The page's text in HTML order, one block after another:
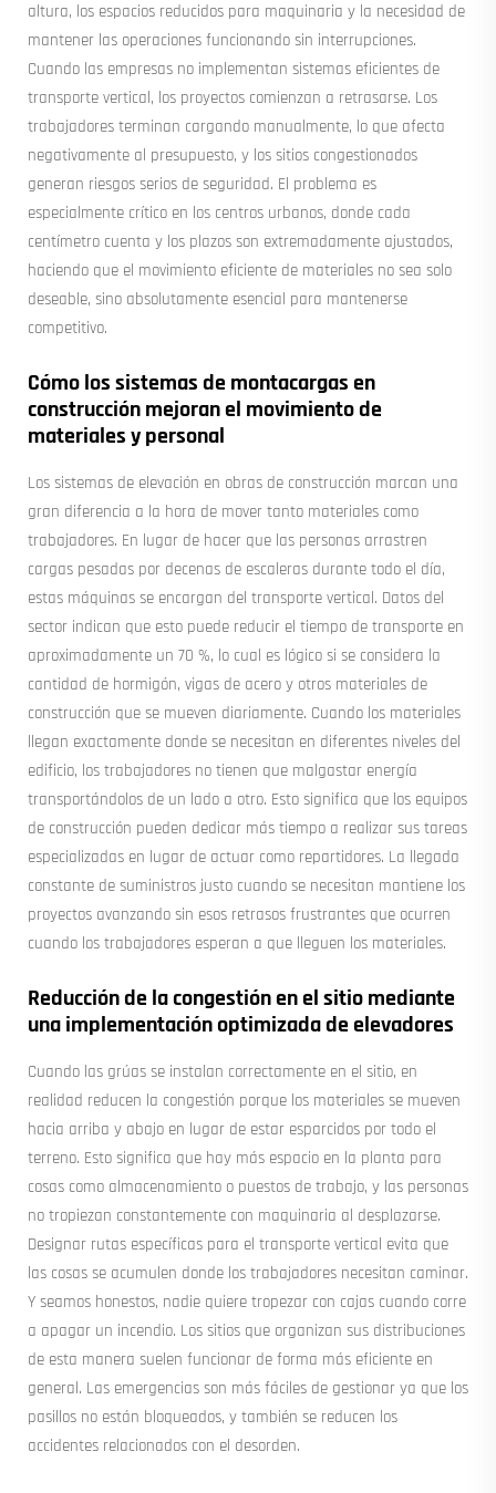
altura, los espacios reducidos para maquinaria y la necesidad de
mantener las operaciones funcionando sin interrupciones.
Cuando las empresas no implementan sistemas eficientes de
transporte vertical, los proyectos comienzan a retrasarse. Los
trabajadores terminan cargando manualmente, lo que afecta
negativamente al presupuesto, y los sitios congestionados
generan riesgos serios de seguridad. El problema es
especialmente crítico en los centros urbanos, donde cada
centímetro cuenta y los plazos son extremadamente ajustados,
haciendo que el movimiento eficiente de materiales no sea solo
deseable, sino absolutamente esencial para mantenerse
competitivo.
Cómo los sistemas de montacargas en
construcción mejoran el movimiento de
materiales y personal
Los sistemas de elevación en obras de construcción marcan una
gran diferencia a la hora de mover tanto materiales como
trabajadores. En lugar de hacer que las personas arrastren
cargas pesadas por decenas de escaleras durante todo el día,
estas máquinas se encargan del transporte vertical. Datos del
sector indican que esto puede reducir el tiempo de transporte en
aproximadamente un 70 %, lo cual es lógico si se considera la
cantidad de hormigón, vigas de acero y otros materiales de
construcción que se mueven diariamente. Cuando los materiales
llegan exactamente donde se necesitan en diferentes niveles del
edificio, los trabajadores no tienen que malgastar energía
transportándolos de un lado a otro. Esto significa que los equipos
de construcción pueden dedicar más tiempo a realizar sus tareas
especializadas en lugar de actuar como repartidores. La llegada
constante de suministros justo cuando se necesitan mantiene los
proyectos avanzando sin esos retrasos frustrantes que ocurren
cuando los trabajadores esperan a que lleguen los materiales.
Reducción de la congestión en el sitio mediante
una implementación optimizada de elevadores
Cuando las grúas se instalan correctamente en el sitio, en
realidad reducen la congestión porque los materiales se mueven
hacia arriba y abajo en lugar de estar esparcidos por todo el
terreno. Esto significa que hay más espacio en la planta para
cosas como almacenamiento o puestos de trabajo, y las personas
no tropiezan constantemente con maquinaria al desplazarse.
Designar rutas específicas para el transporte vertical evita que
las cosas se acumulen donde los trabajadores necesitan caminar.
Y seamos honestos, nadie quiere tropezar con cajas cuando corre
a apagar un incendio. Los sitios que organizan sus distribuciones
de esta manera suelen funcionar de forma más eficiente en
general. Las emergencias son más fáciles de gestionar ya que los
pasillos no están bloqueados, y también se reducen los
accidentes relacionados con el desorden.